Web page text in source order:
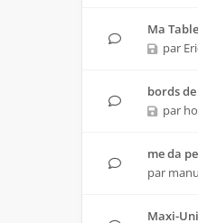
Ma
par
bords
par
me da
par
Maxi-